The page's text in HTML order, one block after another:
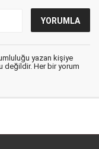
yazan kişiye
değildir. Her bir yorum